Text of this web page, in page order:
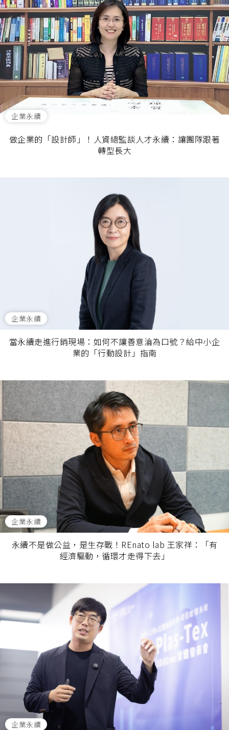
企業永續
做企業的「設計師」！人資總監談人才永續：讓團隊跟著
轉型長大
企業永續
當永續走進行銷現場：如何不讓善意淪為口號？給中小企
業的「行動設計」指南
企業永續
永續不是做公益，是生存戰！REnato lab 王家祥：「有
經濟驅動，循環才走得下去」
企業永續